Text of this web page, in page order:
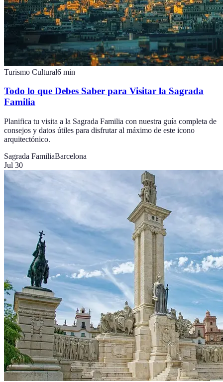
Turismo Cultural6 min
Todo lo que Debes Saber para Visitar la Sagrada
Familia
Planifica tu visita a la Sagrada Familia con nuestra guía completa de
consejos y datos útiles para disfrutar al máximo de este icono
arquitectónico.
Sagrada FamiliaBarcelona
Jul 30